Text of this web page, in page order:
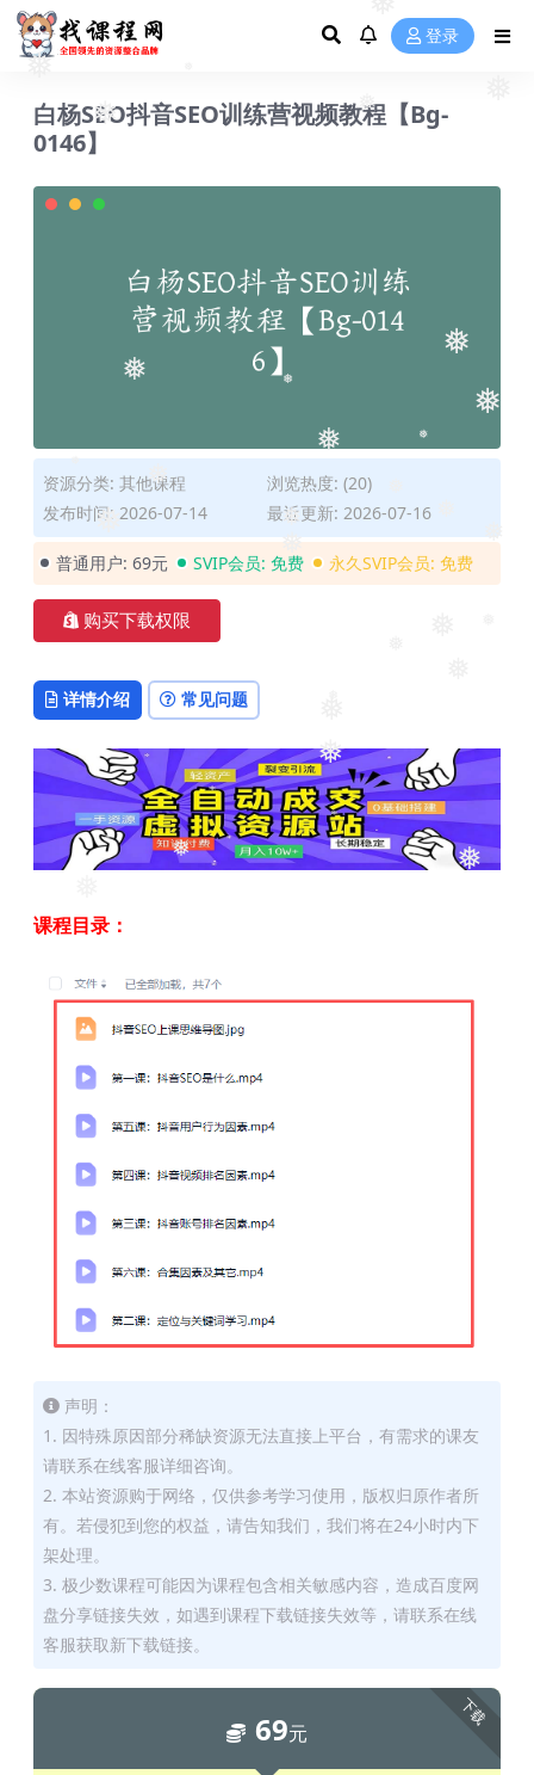
❅
❅
❅
❅
❅
❅
❅
❅
❅
❅
❅ ❅
❅
❅
❅ ❅
❅ 登录
白杨SEO抖音SEO训练营视频教程【Bg-
0146】
资源分类: 其他课程
浏览热度: (20)
发布时间: 2026-07-14
最近更新: 2026-07-16
普通用户: 69元 SVIP会员: 免费 永久SVIP会员: 免费
购买下载权限
详情介绍 常见问题
课程目录：
声明：
1. 因特殊原因部分稀缺资源无法直接上平台，有需求的课友
请联系在线客服详细咨询。
2. 本站资源购于网络，仅供参考学习使用，版权归原作者所
有。若侵犯到您的权益，请告知我们，我们将在24小时内下
架处理。
3. 极少数课程可能因为课程包含相关敏感内容，造成百度网
盘分享链接失效，如遇到课程下载链接失效等，请联系在线
客服获取新下载链接。
下载
69元